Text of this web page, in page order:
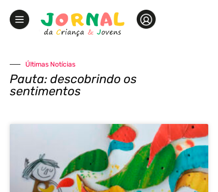
Últimas Notícias
Pauta: descobrindo os
sentimentos